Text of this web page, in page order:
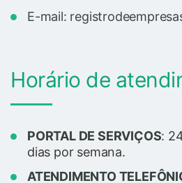
E-mail:
Horário de
PORTAL DE SERVIÇOS:
dias por semana.
ATENDIMENTO